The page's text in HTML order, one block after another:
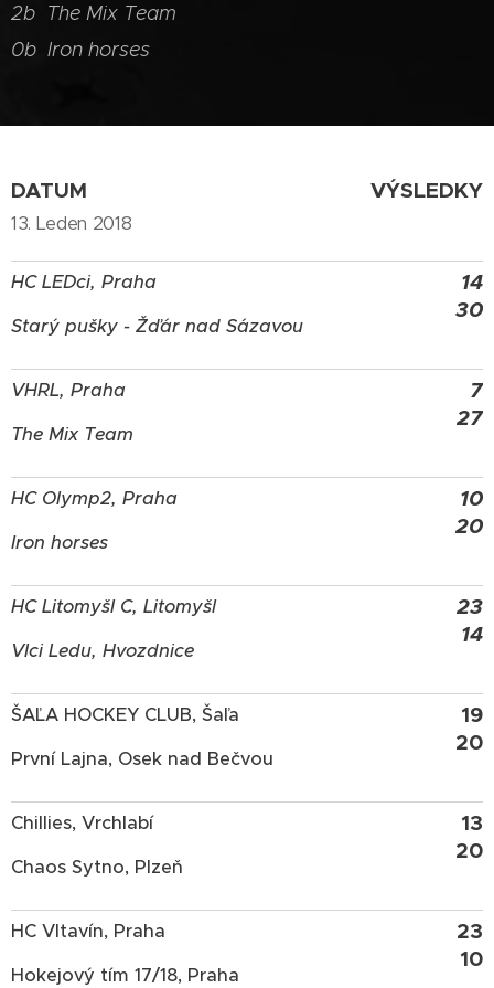
2b The Mix Team
0b Iron horses
DATUM
13. Leden 2018
VÝSLEDKY
HC LEDci, Praha
Starý pušky - Žďár nad Sázavou
14
30
VHRL, Praha
The Mix Team
7
27
HC Olymp2, Praha
Iron horses
10
20
HC Litomyšl C, Litomyšl
Vlci Ledu, Hvozdnice
23
14
ŠAĽA HOCKEY CLUB, Šaľa
První Lajna, Osek nad Bečvou
19
20
Chillies, Vrchlabí
Chaos Sytno, Plzeň
13
20
HC Vltavín, Praha
Hokejový tím 17/18, Praha
23
10